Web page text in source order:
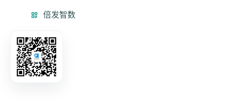
微信公众号
倍发智数